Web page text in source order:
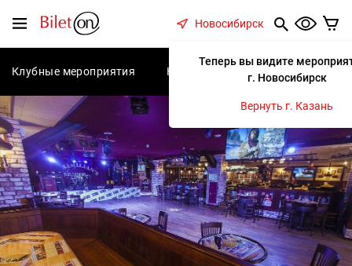
Меню
Новосибирск
Теперь вы видите
г. Новосибирск
Вернуть г. Казань
Клубные мероприятия Концерты Спектакли